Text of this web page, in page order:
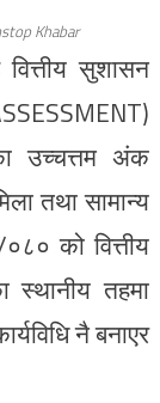
Khabar
सुशासन
उच्चत्तम अंक
तथा सामान्य
को वित्तीय
स्थानीय तहमा
नै बनाएर